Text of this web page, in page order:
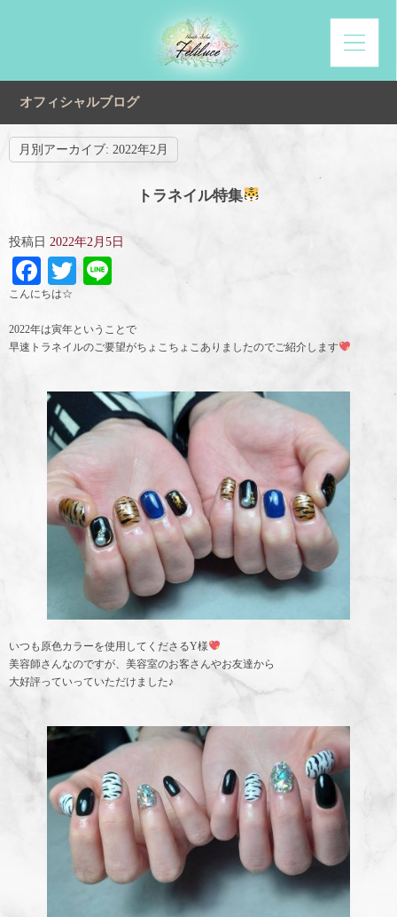
オフィシャルブログ
月別アーカイブ: 2022年2月
トラネイル特集
投稿日 2022年2月5日
Facebook
Twitter
こんにちは☆
2022年は寅年ということで
早速トラネイルのご要望がちょこちょこありましたのでご紹介します
いつも原色カラーを使用してくださるY様
美容師さんなのですが、美容室のお客さんやお友達から
大好評っていっていただけました♪